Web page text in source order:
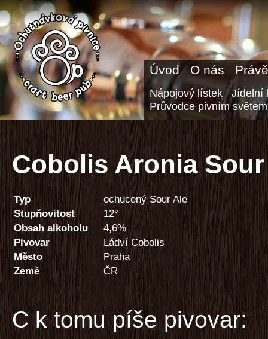
Úvod O nás
Nápojový lístek
Jídelní
Průvodce pivním světem
Cobolis Aronia
Typ
ochucený Sour Ale
Stupňovitost
12°
Obsah alkoholu
4,6%
Pivovar
Ládví Cobolis
Město
Praha
Země
ČR
C k tomu píše pivovar: